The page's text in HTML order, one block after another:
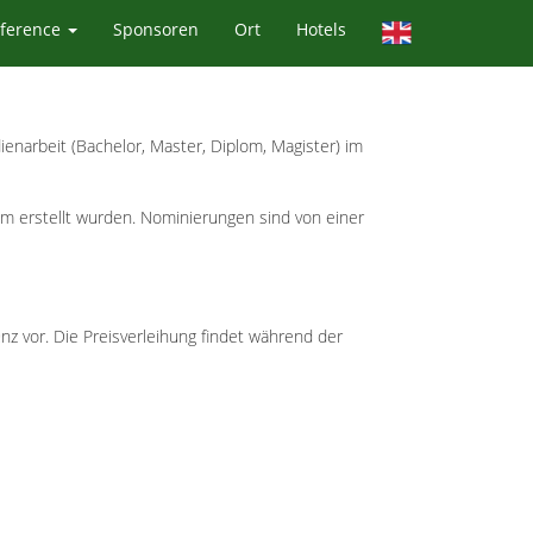
Sponsoren Ort Hotels
(Bachelor, Master, Diplom, Magister) im
erstellt wurden. Nominierungen sind von einer
vor. Die Preisverleihung findet während der